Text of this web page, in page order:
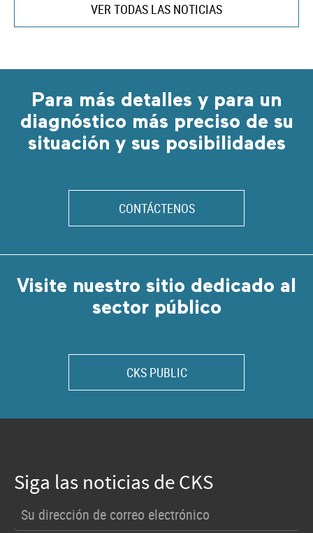
VER TODAS LAS NOTICIAS
Para más detalles y para un
diagnóstico más preciso de su
situación y sus posibilidades
CONTÁCTENOS
Visite nuestro sitio dedicado al
sector público
CKS PUBLIC
Siga las noticias de CKS